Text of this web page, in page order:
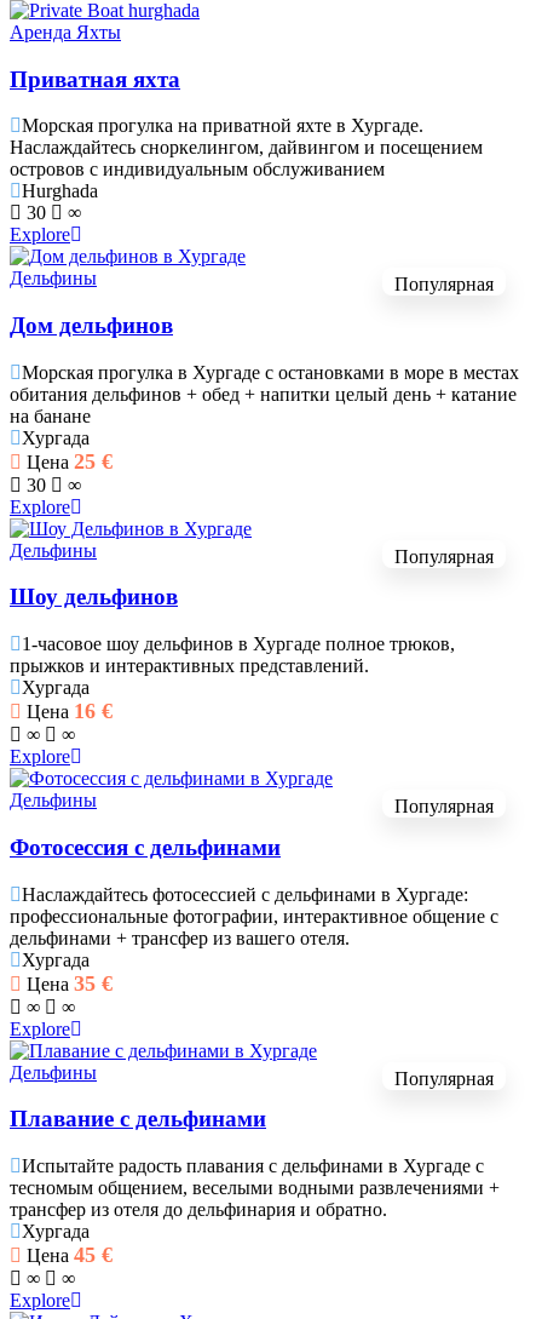
Аренда Яхты
Приватная яхта
Морская прогулка на приватной яхте в Хургаде.
Наслаждайтесь сноркелингом, дайвингом и посещением
островов с индивидуальным обслуживанием
Hurghada
30
∞
Explore
Популярная
Дельфины
Дом дельфинов
Морская прогулка в Хургаде с остановками в море в местах
обитания дельфинов + обед + напитки целый день + катание
на банане
Хургада
Цена 25 €
30
∞
Explore
Популярная
Дельфины
Шоу дельфинов
1-часовое шоу дельфинов в Хургаде полное трюков,
прыжков и интерактивных представлений.
Хургада
Цена 16 €
∞
∞
Explore
Популярная
Дельфины
Фотосессия с дельфинами
Наслаждайтесь фотосессией с дельфинами в Хургаде:
профессиональные фотографии, интерактивное общение с
дельфинами + трансфер из вашего отеля.
Хургада
Цена 35 €
∞
∞
Explore
Популярная
Дельфины
Плавание с дельфинами
Испытайте радость плавания с дельфинами в Хургаде с
тесномым общением, веселыми водными развлечениями +
трансфер из отеля до дельфинария и обратно.
Хургада
Цена 45 €
∞
∞
Explore